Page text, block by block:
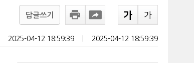
답글쓰기
2025-04-12 18:59:39 2025-04-12 18:59:39